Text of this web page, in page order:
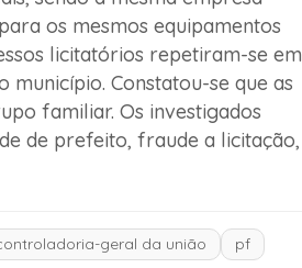
os mesmos equipamentos
licitatórios repetiram-se em
Constatou-se que as
familiar. Os investigados
de prefeito, fraude a licitação,
geral da união
pf